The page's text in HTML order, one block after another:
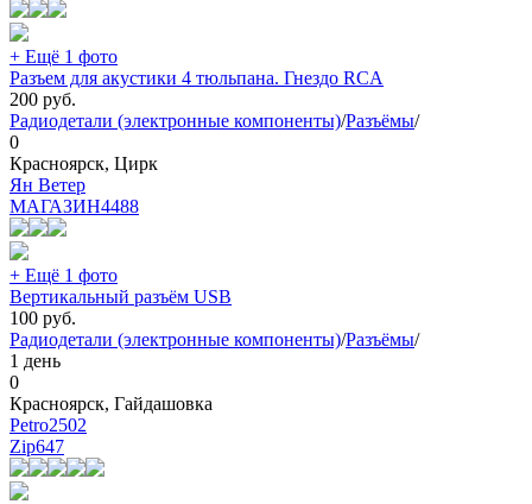
+ Ещё 1 фото
Разъем для акустики 4 тюльпана. Гнездо RCA
200 руб.
Радиодетали (электронные компоненты)/Разъёмы/
0
Красноярск, Цирк
Ян Ветер
МАГАЗИН4488
+ Ещё 1 фото
Вертикальный разъём USB
100 руб.
Радиодетали (электронные компоненты)/Разъёмы/
1 день
0
Красноярск, Гайдашовка
Petro2502
Zip647